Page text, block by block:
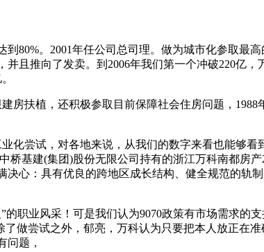
。2001年任公司总司理。做为城市化参取最高
且推向了发卖。到2006年我们第一个冲破220亿
扶植，还积极参取目前保障社会住房问题，1988
尝试，对各地来说，从我们的数字来看也能够看
基建(集团)股份无限公司持有的浙江万科南都房
心：具有优良的跨地区成长结构、健全规范的轨
业风采！可是我们认为9070政策有市场需求的
做尝试之外，郁亮，万科认为只要把本人放正在
问题，